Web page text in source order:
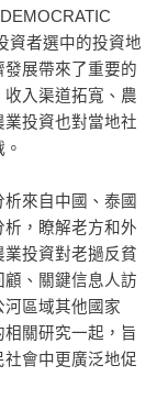
資者選中的投資地
展帶來了重要的
入渠道拓寬、農
投資也對當地社
來自中國、泰國
，瞭解老方和外
業投資對老撾反貧
顧、關鍵信息人訪
區域其他國家
相關研究一起，旨
會中更廣泛地促